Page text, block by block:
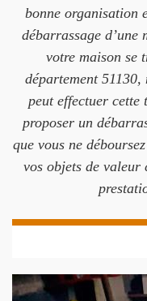
bonne organisation
débarrassage d’une
votre maison se
département
peut effectuer cette
proposer un
que vous ne
vos objets de valeur